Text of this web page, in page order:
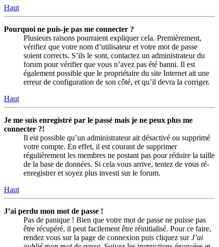
Haut
Pourquoi ne puis-je pas me connecter ?
Plusieurs raisons pourraient expliquer cela. Premièrement,
vérifiez que votre nom d’utilisateur et votre mot de passe
soient corrects. S’ils le sont, contactez un administrateur du
forum pour vérifier que vous n’avez pas été banni. Il est
également possible que le propriétaire du site Internet ait une
erreur de configuration de son côté, et qu’il devra la corriger.
Haut
Je me suis enregistré par le passé mais je ne peux plus me
connecter ?!
Il est possible qu’un administrateur ait désactivé ou supprimé
votre compte. En effet, il est courant de supprimer
régulièrement les membres ne postant pas pour réduire la taille
de la base de données. Si cela vous arrive, tentez de vous ré-
enregistrer et soyez plus investi sur le forum.
Haut
J’ai perdu mon mot de passe !
Pas de panique ! Bien que votre mot de passe ne puisse pas
être récupéré, il peut facilement être réinitialisé. Pour ce faire,
rendez vous sur la page de connexion puis cliquez surJ’ai